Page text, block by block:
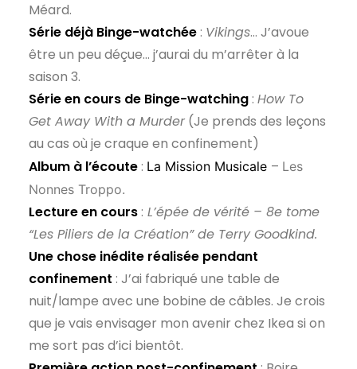
Méard.
Série déjà Binge-watchée : Vikings… J’avoue
être un peu déçue… j’aurai du m’arrêter à la
saison 3.
Série en cours de Binge-watching : How To
Get Away With a Murder (Je prends des leçons
au cas où je craque en confinement)
Album à l’écoute : La Mission Musicale – Les
Nonnes Troppo.
Lecture en cours : L’épée de vérité – 8e tome
“Les Piliers de la Création” de Terry Goodkind.
Une chose inédite réalisée pendant
confinement : J’ai fabriqué une table de
nuit/lampe avec une bobine de câbles. Je crois
que je vais envisager mon avenir chez Ikea si on
me sort pas d’ici bientôt.